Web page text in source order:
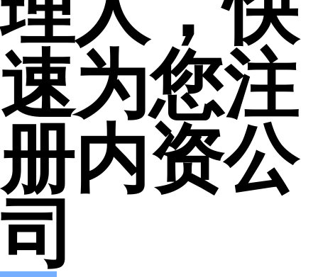
速为您注
册内资公
司